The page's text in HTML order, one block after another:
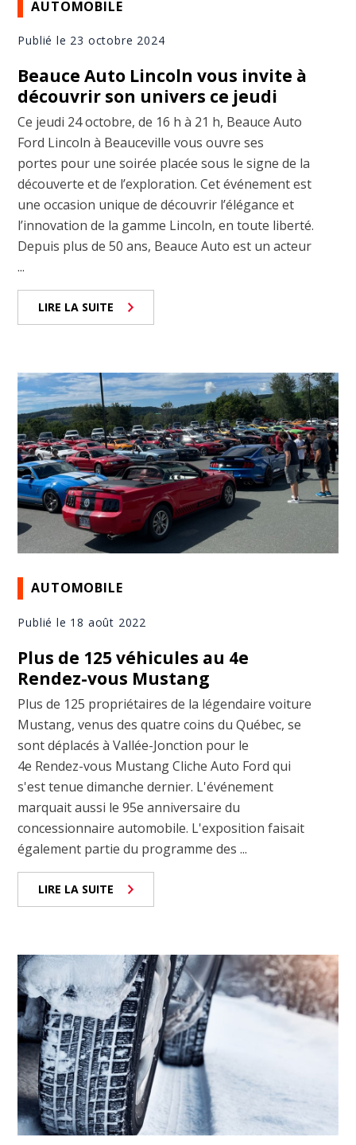
AUTOMOBILE
Publié le 23 octobre 2024
Beauce Auto Lincoln vous invite à
découvrir son univers ce jeudi
Ce jeudi 24 octobre, de 16 h à 21 h, Beauce Auto
Ford Lincoln à Beauceville vous ouvre ses
portes pour une soirée placée sous le signe de la
découverte et de l’exploration. Cet événement est
une occasion unique de découvrir l’élégance et
l’innovation de la gamme Lincoln, en toute liberté.
Depuis plus de 50 ans, Beauce Auto est un acteur
...
LIRE LA SUITE
AUTOMOBILE
Publié le 18 août 2022
Plus de 125 véhicules au 4e
Rendez-vous Mustang
Plus de 125 propriétaires de la légendaire voiture
Mustang, venus des quatre coins du Québec, se
sont déplacés à Vallée-Jonction pour le
4e Rendez-vous Mustang Cliche Auto Ford qui
s'est tenue dimanche dernier. L'événement
marquait aussi le 95e anniversaire du
concessionnaire automobile. L'exposition faisait
également partie du programme des ...
LIRE LA SUITE